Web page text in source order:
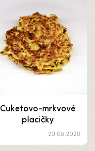
Cuketovo-mrkvové
placičky
20.08.2020